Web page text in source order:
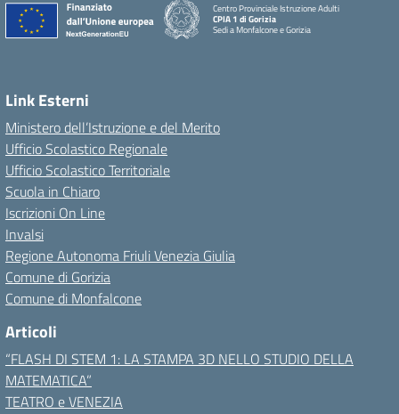
Centro Provinciale Istruzione Adulti
CPIA 1 di Gorizia
Sedi a Monfalcone e Gorizia
Link Esterni
Ministero dell’Istruzione e del Merito
Ufficio Scolastico Regionale
Ufficio Scolastico Territoriale
Scuola in Chiaro
Iscrizioni On Line
Invalsi
Regione Autonoma Friuli Venezia Giulia
Comune di Gorizia
Comune di Monfalcone
Articoli
“FLASH DI STEM 1: LA STAMPA 3D NELLO STUDIO DELLA
MATEMATICA”
TEATRO e VENEZIA